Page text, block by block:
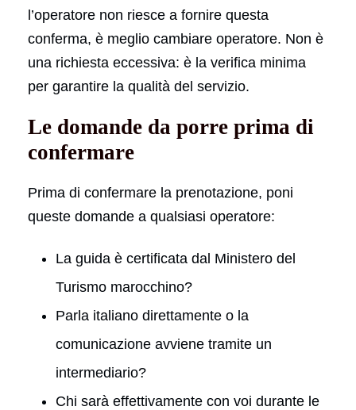
l’operatore non riesce a fornire questa
conferma, è meglio cambiare operatore. Non è
una richiesta eccessiva: è la verifica minima
per garantire la qualità del servizio.
Le domande da porre prima di
confermare
Prima di confermare la prenotazione, poni
queste domande a qualsiasi operatore:
La guida è certificata dal Ministero del
Turismo marocchino?
Parla italiano direttamente o la
comunicazione avviene tramite un
intermediario?
Chi sarà effettivamente con voi durante le